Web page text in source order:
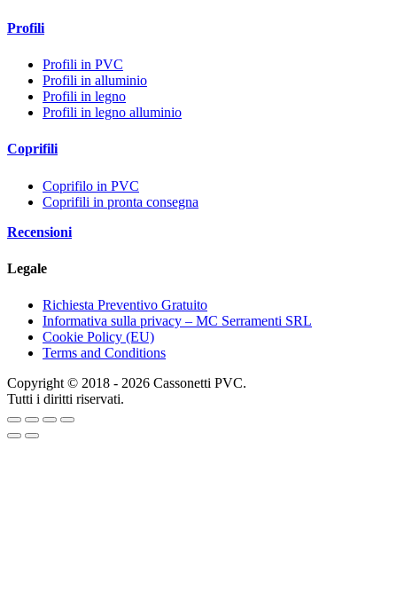
Profili
Profili in PVC
Profili in alluminio
Profili in legno
Profili in legno alluminio
Coprifili
Coprifilo in PVC
Coprifili in pronta consegna
Recensioni
Legale
Richiesta Preventivo Gratuito
Informativa sulla privacy – MC Serramenti SRL
Cookie Policy (EU)
Terms and Conditions
Copyright © 2018 - 2026 Cassonetti PVC.
Tutti i diritti riservati.